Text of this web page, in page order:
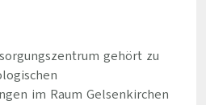
gehört zu
im Raum Gelsenkirchen